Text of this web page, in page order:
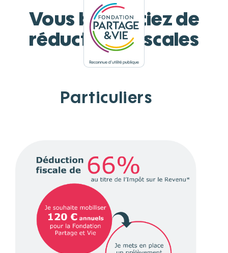
Vous bénéficiez de
réductions fiscales
Particuliers
Panneau de gestion des cookies